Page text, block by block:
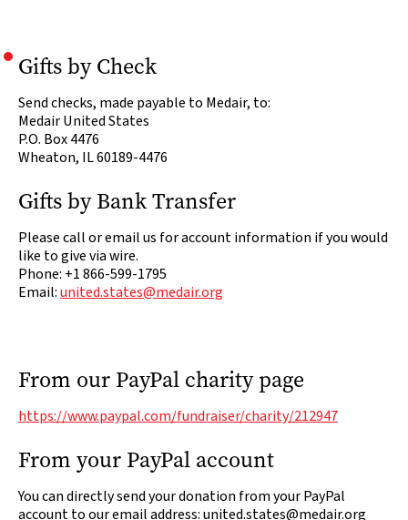
Gifts by Check
Send checks, made payable to Medair, to:
Medair United States
P.O. Box 4476
Wheaton, IL 60189-4476
Gifts by Bank Transfer
Please call or email us for account information if you would
like to give via wire.
Phone: +1 866-599-1795
Email:united.states@medair.org
From our PayPal charity page
https://www.paypal.com/fundraiser/charity/212947
From your PayPal account
You can directly send your donation from your PayPal
account to our email address: united.states@medair.org